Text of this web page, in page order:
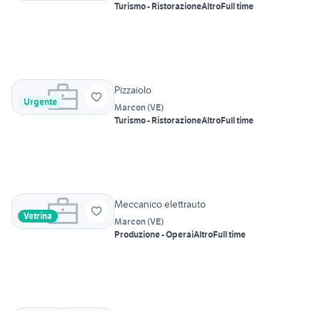
Turismo - RistorazioneAltroFull time
Urgente
Pizzaiolo
Marcon(VE)
Turismo - RistorazioneAltroFull time
Vetrina
Meccanico elettrauto
Marcon(VE)
Produzione - OperaiAltroFull time